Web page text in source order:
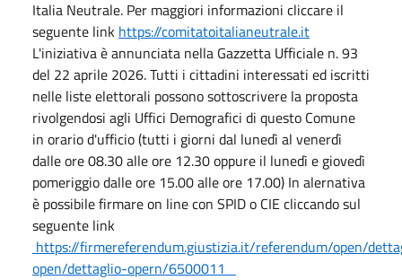
Italia Neutrale. Per maggiori informazioni cliccare il
seguente link https://comitatoitalianeutrale.it
L'iniziativa è annunciata nella Gazzetta Ufficiale n. 93
del 22 aprile 2026. Tutti i cittadini interessati ed iscritti
nelle liste elettorali possono sottoscrivere la proposta
rivolgendosi agli Uffici Demografici di questo Comune
in orario d'ufficio (tutti i giorni dal lunedì al venerdì
dalle ore 08.30 alle ore 12.30 oppure il lunedì e giovedì
pomeriggio dalle ore 15.00 alle ore 17.00) In alernativa
è possibile firmare on line con SPID o CIE cliccando sul
seguente link
https://firmereferendum.giustizia.it/referendum/open/
open/dettaglio-opern/6500011